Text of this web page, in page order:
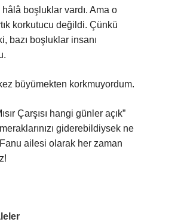
boşluklar vardı. Ama o
korkutucu değildi. Çünkü
bazı boşluklar insanı
büyümekten korkmuyordum.
Çarşısı hangi günler açık”
giderebildiysek ne
ailesi olarak her zaman